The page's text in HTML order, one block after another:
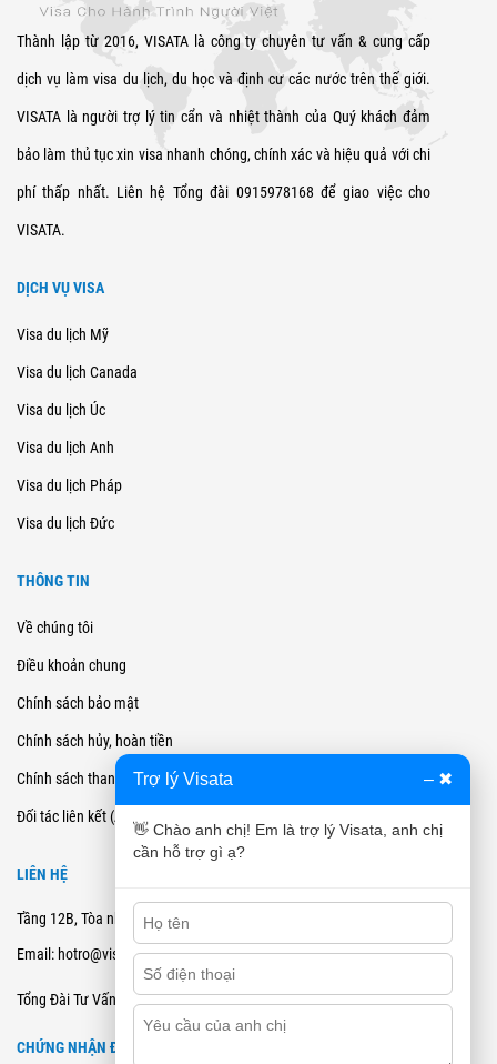
Thành lập từ 2016, VISATA là công ty chuyên tư vấn & cung cấp
dịch vụ làm visa du lịch, du học và định cư các nước trên thế giới.
VISATA là người trợ lý tin cẩn và nhiệt thành của Quý khách đảm
bảo làm thủ tục xin visa nhanh chóng, chính xác và hiệu quả với chi
phí thấp nhất. Liên hệ Tổng đài 0915978168 để giao việc cho
VISATA.
DỊCH VỤ VISA
Visa du lịch Mỹ
Visa du lịch Canada
Visa du lịch Úc
Visa du lịch Anh
Visa du lịch Pháp
Visa du lịch Đức
THÔNG TIN
Về chúng tôi
Điều khoản chung
Chính sách bảo mật
Chính sách hủy, hoàn tiền
Chính sách thanh toán
Đối tác liên kết (Affiliate)
LIÊN HỆ
Tầng 12B, Tòa nhà Cienco4 - 180 Nguyễn Thị Minh Khai, Quận 3, TPHCM
Email: hotro@visata.vn
Tổng Đài Tư Vấn: 0915978168
CHỨNG NHẬN ĐĂNG KÝ BCT
Trợ lý Visata – ✖
👋 Chào anh chị! Em là trợ lý Visata, anh chị
cần hỗ trợ gì ạ?